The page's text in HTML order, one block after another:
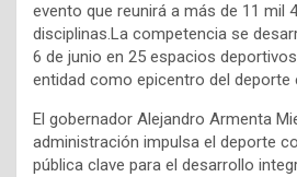
evento que reunirá a más de 11 mil
disciplinas.La competencia se
6 de junio en 25 espacios
entidad como epicentro del deporte
El gobernador Alejandro Armenta
administración impulsa el deporte
pública clave para el desarrollo